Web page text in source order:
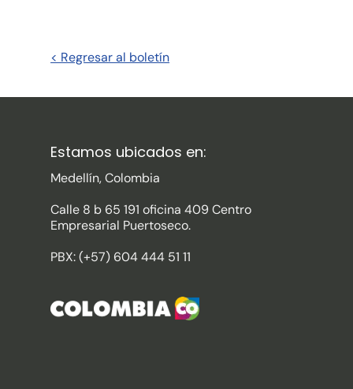
< Regresar al boletín
Estamos ubicados en:
Medellín, Colombia
Calle 8 b 65 191 oficina 409 Centro
Empresarial Puertoseco.
PBX: (+57) 604 444 51 11